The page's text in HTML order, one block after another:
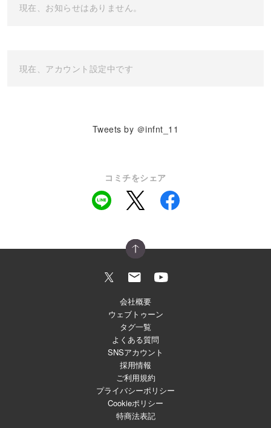
現在、お知らせはありません。
現在、アカウント設定中です
Tweets by ＠infnt_11
コミチをシェア
会社概要
ウェブトゥーン
タグ一覧
よくある質問
SNSアカウント
採用情報
ご利用規約
プライバシーポリシー
Cookieポリシー
特商法表記